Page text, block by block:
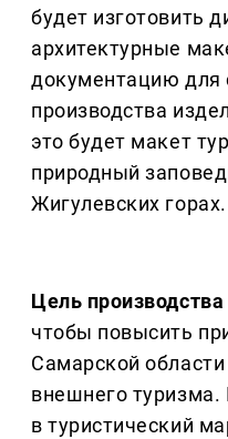
будет изготовить
архитектурные
документацию для
производства
это будет макет
природный
Жигулевских горах.
Цель
чтобы повысить
Самарской
внешнего
в туристический